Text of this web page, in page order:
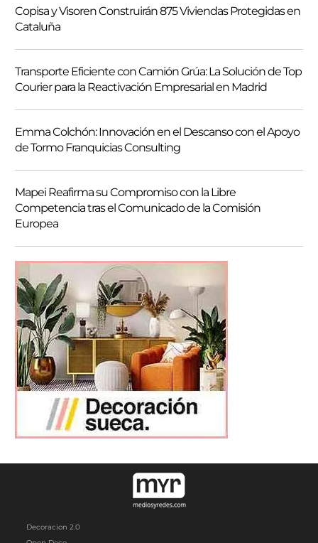
Copisa y Visoren Construirán 875 Viviendas Protegidas en
Cataluña
Transporte Eficiente con Camión Grúa: La Solución de Top
Courier para la Reactivación Empresarial en Madrid
Emma Colchón: Innovación en el Descanso con el Apoyo
de Tormo Franquicias Consulting
Mapei Reafirma su Compromiso con la Libre
Competencia tras el Comunicado de la Comisión
Europea
Decoracion 2.0